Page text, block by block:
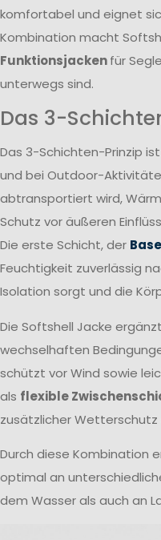
komfortabel und eignet
Kombination macht
Funktionsjackenfür
unterwegs sind.
Das 3-
Das 3-Schichten-Prinzip
und bei Outdoor-
abtransportiert wird,
Schutz vor äußeren
Die erste Schicht, der
Feuchtigkeit zuverlässig
Isolation sorgt und die
Die Softshell Jacke
wechselhaften
schützt vor Wind sowie
als flexible
zusätzlicher Wetterschutz
Durch diese Kombination
optimal an
dem Wasser als auch an